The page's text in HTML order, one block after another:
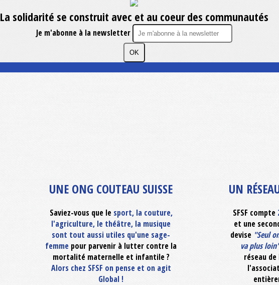
La solidarité se construit avec et au coeur des communautés
Je m'abonne à la newsletter
OK
UNE ONG COUTEAU SUISSE
Saviez-vous que le sport, la couture,
l'agriculture, le théâtre, la musique
sont tout aussi utiles qu'une sage-
femme pour parvenir à lutter contre la
mortalité maternelle et infantile ?
Alors chez SFSF on pense et on agit
Global !
UN
SFSF compte
et une
devise "Seul
va plus
réseau